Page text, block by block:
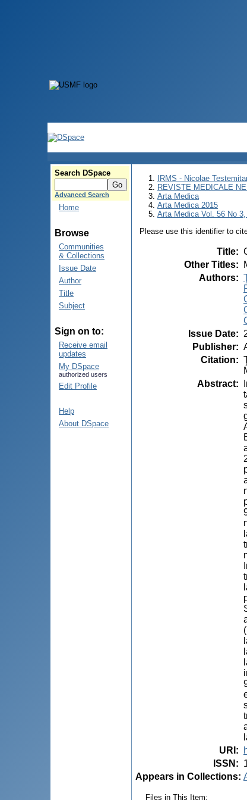
Search DSpace
Advanced Search
Home
Browse
Communities
& Collections
Issue Date
Author
Title
Subject
Sign on to:
Receive email
updates
My DSpace
authorized users
Edit Profile
Help
About DSpace
IRMS - Nicolae
REVISTE MEDICALE
Arta Medica
Arta Medica 2015
Arta Medica Vol. 56 No
Please use this identifier to
Title:
Other Titles:
Authors:
Issue Date:
Publisher:
Citation:
Abstract:
URI :
ISSN :
Appears in Collections:
Files in This Item: